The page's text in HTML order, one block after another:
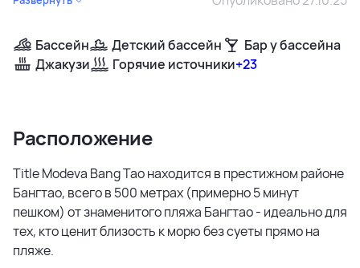
Бассейн Детский бассейн
Бар у бассейна
Джакузи
Горячие источники+23
Расположение
Title Modeva Bang Tao находится в престижном районе
Бангтао, всего в 500 метрах (примерно 5 минут
пешком) от знаменитого пляжа Бангтао - идеально для
тех, кто ценит близость к морю без суеты прямо на
пляже.